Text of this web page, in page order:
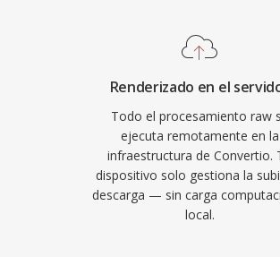
Renderizado en el
Todo el procesamiento raw
ejecuta remotamente en la
infraestructura de Convertio.
dispositivo solo gestiona la
descarga — sin carga
local.